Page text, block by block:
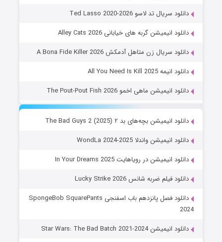
دانلود سریال تد لاسو Ted Lasso 2020-2026
دانلود انیمیشن گربه های خیابانی Alley Cats 2026
دانلود سریال زن متاهل آدمکش A Bona Fide Killer 2026
دانلود انیمه All You Need Is Kill 2025
دانلود انیمیشن ماهی اخمو The Pout-Pout Fish 2026
دانلود انیمیشن بچه‌های بد ۲ The Bad Guys 2 (2025)
دانلود انیمیشن واندلا WondLa 2024-2025
دانلود انیمیشن در رویاهایت In Your Dreams 2025
دانلود فیلم ضربه شانس Lucky Strike 2026
دانلود فصل پانزدهم باب اسفنجی SpongeBob SquarePants
2024
دانلود انیمیشن Star Wars: The Bad Batch 2021-2024